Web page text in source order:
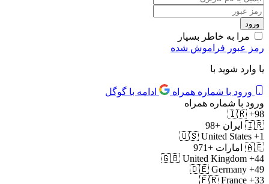
مرا به خاطر بسپار
رمز عبور فراموش شده
یا وارد شوید با
ورود با شماره همراه
ادامه با گوگل
ورود با شماره همراه
🇮🇷 +98
🇮🇷 ایران +98
🇺🇸 United States +1
🇦🇪 امارات +971
🇬🇧 United Kingdom +44
🇩🇪 Germany +49
🇫🇷 France +33